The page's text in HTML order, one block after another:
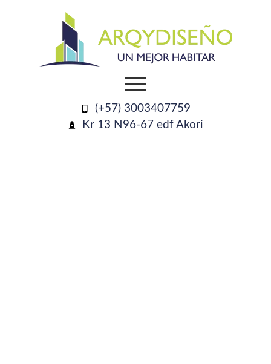
(+57) 3003407759
Kr 13 N96-67 edf Akori